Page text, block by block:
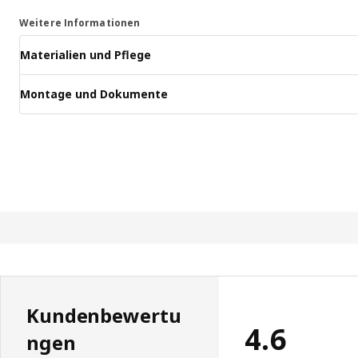
Weitere Informationen
Materialien und Pflege
Montage und Dokumente
Kundenbewertu
ngen
4.6